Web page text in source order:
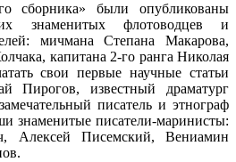
сборника» были опубликованы
знаменитых флотоводцев и
мичмана Степана Макарова,
капитана 2-го ранга Николая
свои первые научные статьи
Пирогов, известный драматург
писатель и этнограф
знаменитые писатели-маринисты:
Алексей Писемский, Вениамин